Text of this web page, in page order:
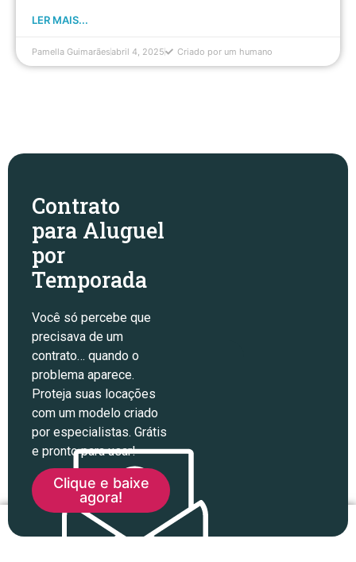
LER MAIS...
Pamella Guimarãesabril 4, 2025 Criado por um humano
Contrato
para Aluguel
por
Temporada
Você só percebe que
precisava de um
contrato… quando o
problema aparece.
Proteja suas locações
com um modelo criado
por especialistas. Grátis
e pronto para usar!
Clique e baixe
agora!